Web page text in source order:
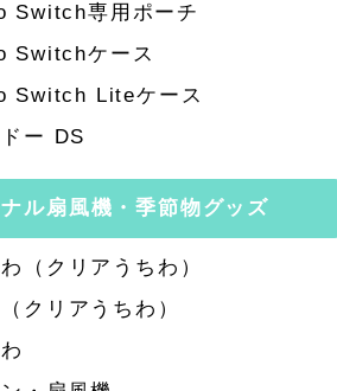
Switch専用ポーチ
Switchケース
Switch Liteケース
ー DS
ル扇風機・季節物グッズ
（クリアうちわ）
クリアうちわ）